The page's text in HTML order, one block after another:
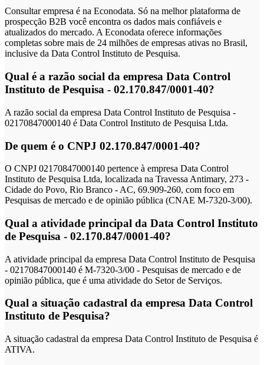
Consultar empresa é na Econodata. Só na melhor plataforma de
prospecção B2B você encontra os dados mais confiáveis e
atualizados do mercado. A Econodata oferece informações
completas sobre mais de 24 milhões de empresas ativas no Brasil,
inclusive da Data Control Instituto de Pesquisa.
Qual é a razão social da empresa Data Control
Instituto de Pesquisa - 02.170.847/0001-40?
A razão social da empresa Data Control Instituto de Pesquisa -
02170847000140 é Data Control Instituto de Pesquisa Ltda.
De quem é o CNPJ 02.170.847/0001-40?
O CNPJ 02170847000140 pertence à empresa Data Control
Instituto de Pesquisa Ltda, localizada na Travessa Antimary, 273 -
Cidade do Povo, Rio Branco - AC, 69.909-260, com foco em
Pesquisas de mercado e de opinião pública (CNAE M-7320-3/00).
Qual a atividade principal da Data Control Instituto
de Pesquisa - 02.170.847/0001-40?
A atividade principal da empresa Data Control Instituto de Pesquisa
- 02170847000140 é M-7320-3/00 - Pesquisas de mercado e de
opinião pública, que é uma atividade do Setor de Serviços.
Qual a situação cadastral da empresa Data Control
Instituto de Pesquisa?
A situação cadastral da empresa Data Control Instituto de Pesquisa é
ATIVA.